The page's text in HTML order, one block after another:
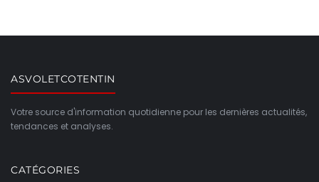
ASVOLETCOTENTIN
Votre source d'information quotidienne pour les dernières actualités,
tendances et analyses.
CATÉGORIES